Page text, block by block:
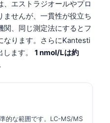
、エストラジオールやプロ
せんが、一貫性が役立ち
関、同じ測定法にするとフ
なります。さらにKantesti
ます。 1 nmol/Lは約
.
的な範囲です。LC-MS/MS